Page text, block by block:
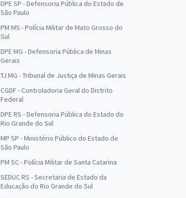
DPE SP - Defensoria Pública do Estado de
São Paulo
PM MS - Polícia Militar de Mato Grosso do
Sul
DPE MG - Defensoria Pública de Minas
Gerais
TJ MG - Tribunal de Justiça de Minas Gerais
CGDF - Controladoria Geral do Distrito
Federal
DPE RS - Defensoria Pública do Estado do
Rio Grande do Sul
MP SP - Ministério Público do Estado de
São Paulo
PM SC - Polícia Militar de Santa Catarina
SEDUC RS - Secretaria de Estado da
Educação do Rio Grande do Sul